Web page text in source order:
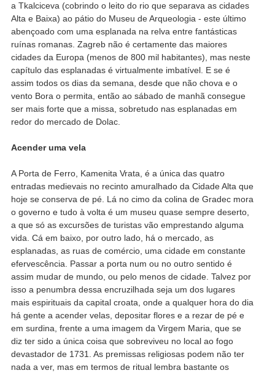
a Tkalciceva (cobrindo o leito do rio que separava as cidades
Alta e Baixa) ao pátio do Museu de Arqueologia - este último
abençoado com uma esplanada na relva entre fantásticas
ruínas romanas. Zagreb não é certamente das maiores
cidades da Europa (menos de 800 mil habitantes), mas neste
capítulo das esplanadas é virtualmente imbatível. E se é
assim todos os dias da semana, desde que não chova e o
vento Bora o permita, então ao sábado de manhã consegue
ser mais forte que a missa, sobretudo nas esplanadas em
redor do mercado de Dolac.
Acender uma vela
A Porta de Ferro, Kamenita Vrata, é a única das quatro
entradas medievais no recinto amuralhado da Cidade Alta que
hoje se conserva de pé. Lá no cimo da colina de Gradec mora
o governo e tudo à volta é um museu quase sempre deserto,
a que só as excursões de turistas vão emprestando alguma
vida. Cá em baixo, por outro lado, há o mercado, as
esplanadas, as ruas de comércio, uma cidade em constante
efervescência. Passar a porta num ou no outro sentido é
assim mudar de mundo, ou pelo menos de cidade. Talvez por
isso a penumbra dessa encruzilhada seja um dos lugares
mais espirituais da capital croata, onde a qualquer hora do dia
há gente a acender velas, depositar flores e a rezar de pé e
em surdina, frente a uma imagem da Virgem Maria, que se
diz ter sido a única coisa que sobreviveu no local ao fogo
devastador de 1731. As premissas religiosas podem não ter
nada a ver, mas em termos de ritual lembra bastante os